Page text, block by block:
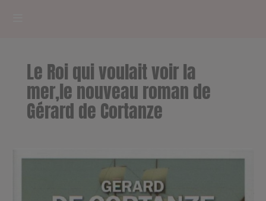
RADIOPLAYER
CK RADIO Line-up
Cultur'Ciné - Jean Meurice
Le Roi qui voulait voir la
mer,le nouveau roman de
Gérard de Cortanze